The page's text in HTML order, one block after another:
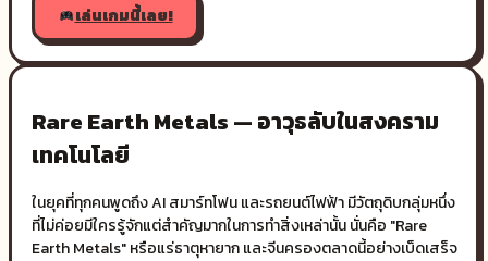
เล่นเกมนี้เลย!
Rare Earth Metals — อาวุธลับในสงคราม
เทคโนโลยี
ในยุคที่ทุกคนพูดถึง AI สมาร์ทโฟน และรถยนต์ไฟฟ้า มีวัตถุดิบกลุ่มหนึ่ง
ที่ไม่ค่อยมีใครรู้จักแต่สำคัญมากในการทำสิ่งเหล่านั้น นั่นคือ "Rare
Earth Metals" หรือแร่ธาตุหายาก และจีนครองตลาดนี้อย่างเบ็ดเสร็จ